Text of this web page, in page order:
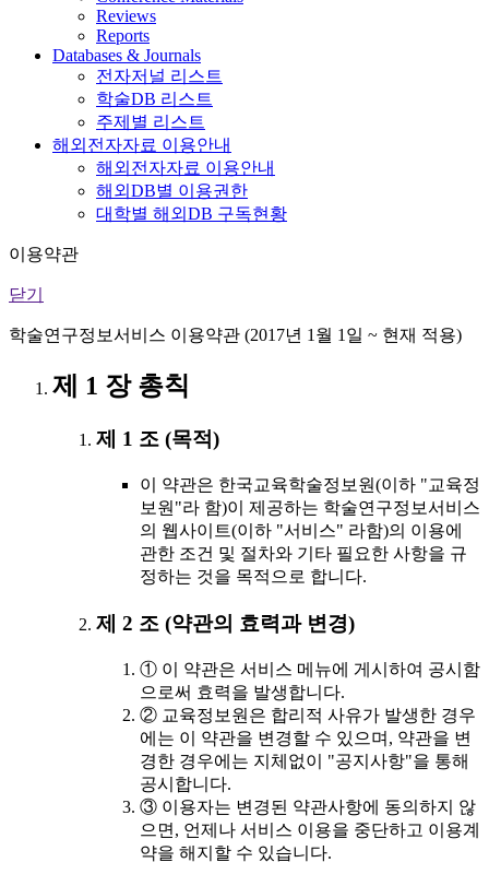
Reviews
Reports
Databases & Journals
전자저널 리스트
학술DB 리스트
주제별 리스트
해외전자자료 이용안내
해외전자자료 이용안내
해외DB별 이용권한
대학별 해외DB 구독현황
이용약관
닫기
학술연구정보서비스 이용약관 (2017년 1월 1일 ~ 현재 적용)
제 1 장 총칙
제 1 조 (목적)
이 약관은 한국교육학술정보원(이하 "교육정
보원"라 함)이 제공하는 학술연구정보서비스
의 웹사이트(이하 "서비스" 라함)의 이용에
관한 조건 및 절차와 기타 필요한 사항을 규
정하는 것을 목적으로 합니다.
제 2 조 (약관의 효력과 변경)
① 이 약관은 서비스 메뉴에 게시하여 공시함
으로써 효력을 발생합니다.
② 교육정보원은 합리적 사유가 발생한 경우
에는 이 약관을 변경할 수 있으며, 약관을 변
경한 경우에는 지체없이 "공지사항"을 통해
공시합니다.
③ 이용자는 변경된 약관사항에 동의하지 않
으면, 언제나 서비스 이용을 중단하고 이용계
약을 해지할 수 있습니다.